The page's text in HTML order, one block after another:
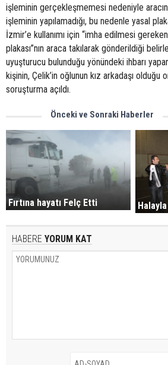
işleminin gerçekleşmemesi nedeniyle
işleminin yapılamadığı, bu nedenle yasal
İzmir’e kullanımı için “imha edilmesi
plakası”nın araca takılarak gönderildiği
uyuşturucu bulunduğu yönündeki ihbarı
kişinin, Çelik’in oğlunun kız arkadaşı olduğu
soruşturma açıldı.
Önceki ve Sonraki Haberler
Fırtına hayatı Felç Etti
HABERE YORUM KAT